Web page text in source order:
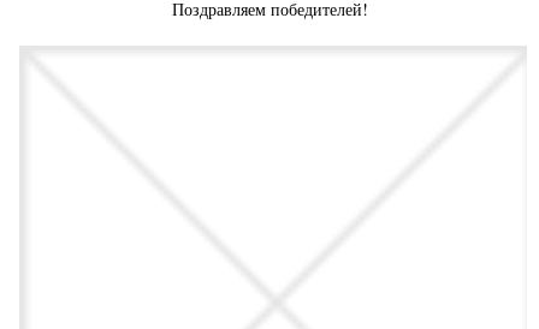
Поздравляем победителей!